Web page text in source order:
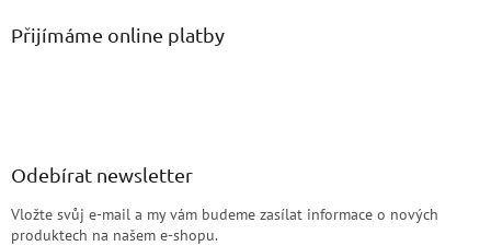
Přijímáme online platby
Odebírat newsletter
Vložte svůj e-mail a my vám budeme zasílat informace o nových
produktech na našem e-shopu.